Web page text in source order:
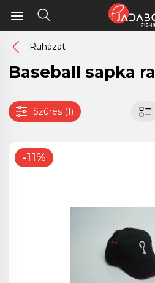
Ruházat
Baseball sapka
Szűrés (1)
-11%